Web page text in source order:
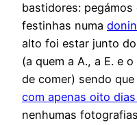
bastidores: pegámos
festinhas numa
alto foi estar junto
(a quem a A., a E. e o
de comer) sendo
com apenas oito
nenhumas